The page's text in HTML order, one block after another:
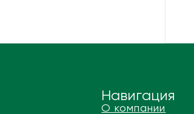
Навигация
О компании